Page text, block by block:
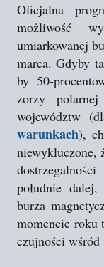
Oficjalna
możliwość
umiarkowanej
marca. Gdyby
by 50-
zorzy
województw
warunkach),
niewykluczone,
południe
burza
momencie roku
czujności wśród